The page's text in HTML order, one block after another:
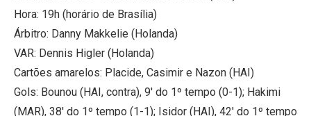
Hora: 19h (horário de Brasília)
Árbitro: Danny Makkelie (Holanda)
VAR: Dennis Higler (Holanda)
Cartões amarelos: Placide, Casimir e Nazon (HAI)
Gols: Bounou (HAI, contra), 9′ do 1º tempo (0-1); Hakimi
(MAR), 38′ do 1º tempo (1-1); Isidor (HAI), 42′ do 1º tempo